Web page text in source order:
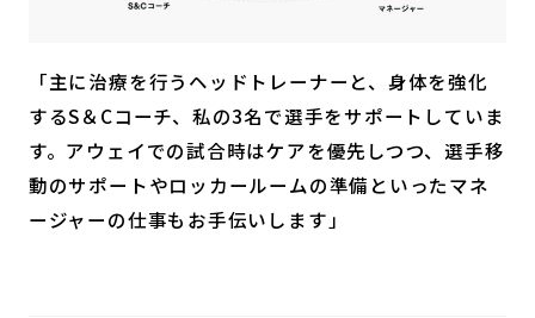
「主に治療を行うヘッドトレーナーと、身体を強化
するS＆Cコーチ、私の3名で選手をサポートしていま
す。アウェイでの試合時はケアを優先しつつ、選手移
動のサポートやロッカールームの準備といったマネ
ージャーの仕事もお手伝いします」